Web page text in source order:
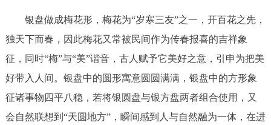
银盘做成梅花形，梅花为“岁寒三友”之一，开百花之先，
独天下而春，因此梅花又常被民间作为传春报喜的吉祥象
征，同时“梅”与“美”谐音，古人赋予它美好之意，引申为把美
好带入人间。银盘中的圆形寓意圆圆满满，银盘中的方形象
征诸事物四平八稳，若将银圆盘与银方盘两者组合使用，又
会自然联想到“天圆地方”，瞬间感到人与自然融为一体，在进